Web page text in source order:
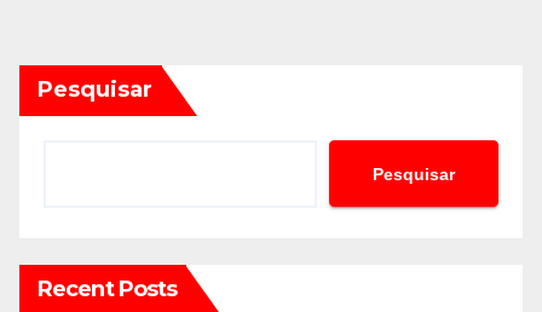
conteúdos
Pesquisar
Pesquisar
Recent Posts